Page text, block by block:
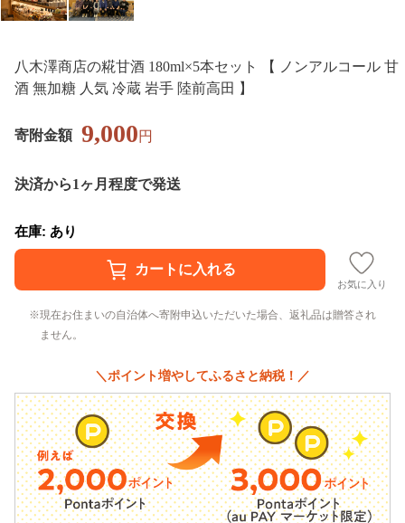
八木澤商店の糀甘酒 180ml×5本セット 【 ノンアルコール 甘
酒 無加糖 人気 冷蔵 岩手 陸前高田 】
寄附金額 9,000円
決済から1ヶ月程度で発送
在庫: あり
お気に入り
現在お住まいの自治体へ寄附申込いただいた場合、返礼品は贈答され
ません。
＼ポイント増やしてふるさと納税！／